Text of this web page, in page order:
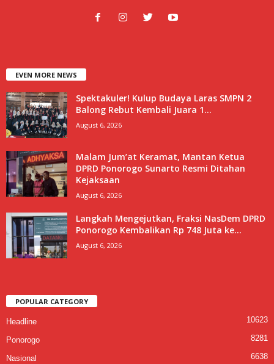
EVEN MORE NEWS
Spektakuler! Kulup Budaya Laras SMPN 2
Balong Rebut Kembali Juara 1...
August 6, 2026
Malam Jum’at Keramat, Mantan Ketua
DPRD Ponorogo Sunarto Resmi Ditahan
Kejaksaan
August 6, 2026
Langkah Mengejutkan, Fraksi NasDem DPRD
Ponorogo Kembalikan Rp 748 Juta ke...
August 6, 2026
POPULAR CATEGORY
Headline 10623
Ponorogo 8281
Nasional 6638